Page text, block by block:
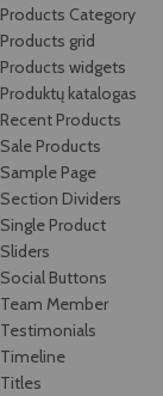
Products Category
Products grid
Products widgets
Produktų katalogas
Recent Products
Sale Products
Sample Page
Section Dividers
Single Product
Sliders
Social Buttons
Team Member
Testimonials
Timeline
Titles